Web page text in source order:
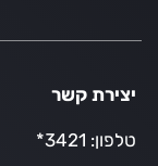
יצירת קשר
טלפון: 3421*